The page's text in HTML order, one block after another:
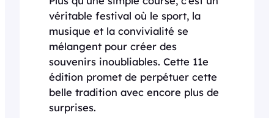
véritable festival où le sport, la
musique et la convivialité se
mélangent pour créer des
souvenirs inoubliables. Cette 11e
édition promet de perpétuer cette
belle tradition avec encore plus de
surprises.